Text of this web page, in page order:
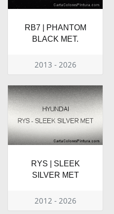
RB7 | PHANTOM
BLACK MET.
2013 - 2026
RYS | SLEEK
SILVER MET
2012 - 2026